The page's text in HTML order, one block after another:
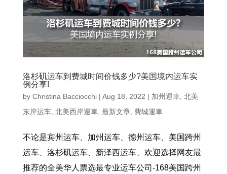
洛杉矶运车到费城时间价钱多少?美国境内运车实
例分享!
by Christina Bacciocchi| Aug 18, 2022 | 加州運車, 北美
东岸运车, 北美西岸運車, 最新文章, 費城運車
不论是宾州运车、加州运车、德州运车、美国跨州
运车、洛杉矶运车、新泽西运车、欢迎选择网友最
推荐的全美华人票选最专业运车公司-168美国跨州